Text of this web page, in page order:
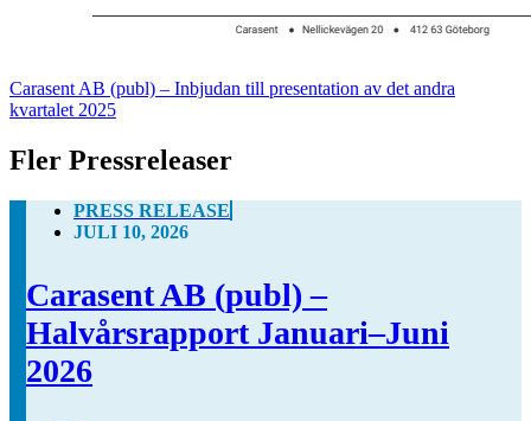
Carasent AB (publ) – Inbjudan till presentation av det andra
kvartalet 2025
Fler Pressreleaser
PRESS RELEASE
JULI 10, 2026
Carasent AB (publ) –
Halvårsrapport Januari–Juni
2026